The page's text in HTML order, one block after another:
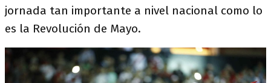
jornada tan importante a nivel nacional como lo
es la Revolución de Mayo.